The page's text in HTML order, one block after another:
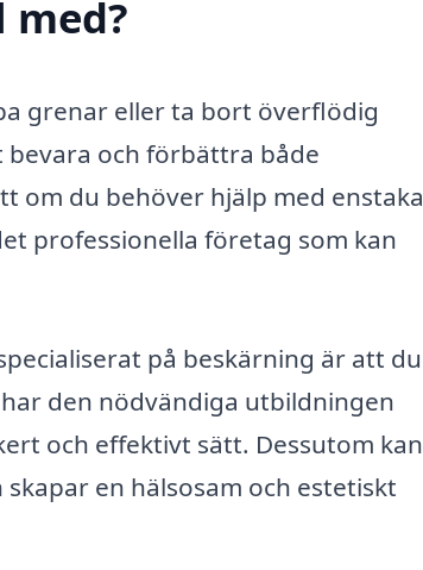
grenar eller ta bort överflödig
och förbättra både
om du behöver hjälp med enstaka
professionella företag som kan
på beskärning är att du
den nödvändiga utbildningen
och effektivt sätt. Dessutom kan
en hälsosam och estetiskt